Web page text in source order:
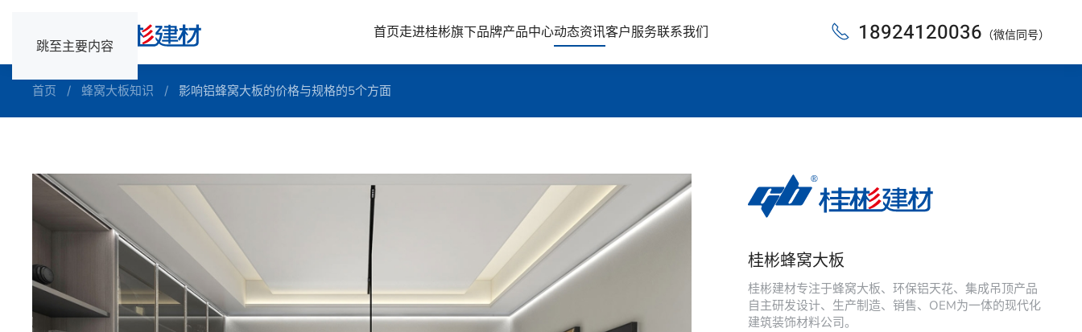
跳至主要内容
首页走进桂彬旗下品牌产品中心动态资讯客户服务联系我们 18924120036 （微信同号）
首页 蜂窝大板知识 影响铝蜂窝大板的价格与规格的5个方面
桂彬蜂窝大板
桂彬建材专注于蜂窝大板、环保铝天花、集成吊顶产品
自主研发设计、生产制造、销售、OEM为一体的现代化
建筑装饰材料公司。